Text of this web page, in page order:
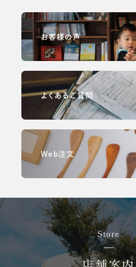
お客様の声
よくあるご質問
Web注文
Store